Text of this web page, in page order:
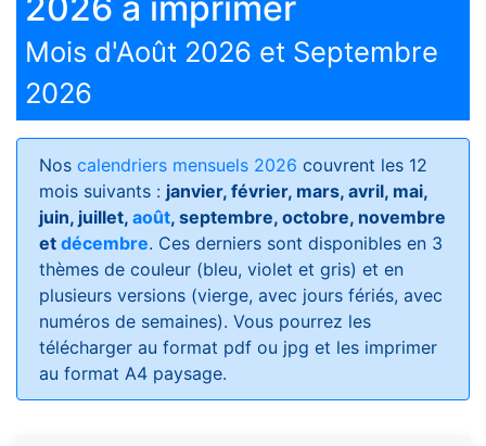
Mois d'Août 2026 et Septembre
2026
Nos calendriers mensuels 2026 couvrent les 12
mois suivants : janvier, février, mars, avril, mai,
juin, juillet, août, septembre, octobre, novembre
et décembre. Ces derniers sont disponibles en 3
thèmes de couleur (bleu, violet et gris) et en
plusieurs versions (vierge, avec jours fériés, avec
numéros de semaines). Vous pourrez les
télécharger au format pdf ou jpg et les imprimer
au format A4 paysage.